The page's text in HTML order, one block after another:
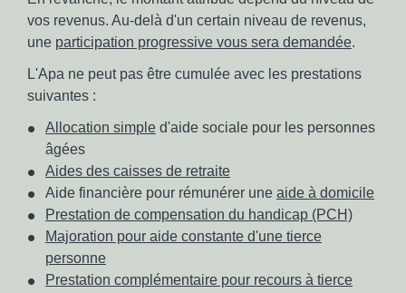
vos revenus. Au-delà d'un certain niveau de revenus,
une participation progressive vous sera demandée.
L'Apa ne peut pas être cumulée avec les prestations
suivantes :
Allocation simple d'aide sociale pour les personnes
âgées
Aides des caisses de retraite
Aide financière pour rémunérer une aide à domicile
Prestation de compensation du handicap (PCH)
Majoration pour aide constante d'une tierce
personne
Prestation complémentaire pour recours à tierce